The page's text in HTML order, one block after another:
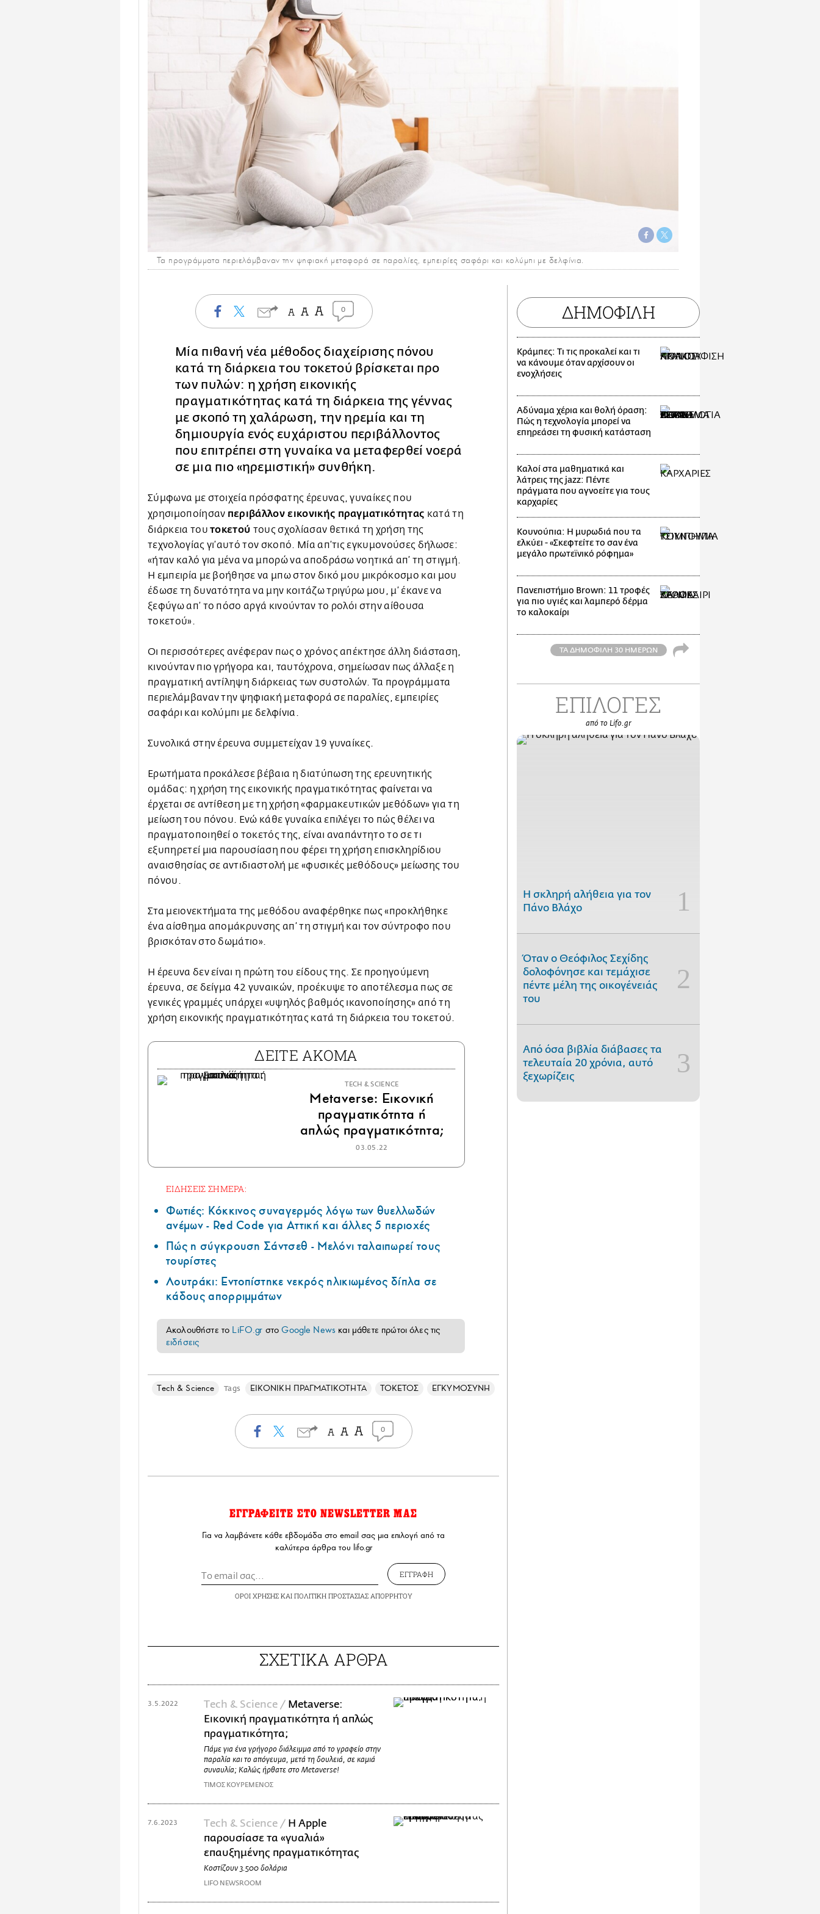
Τα προγράμματα περιελάμβαναν την ψηφιακή μεταφορά σε παραλίες, εμπειρίες σαφάρι και κολύμπι με δελφίνια.
0
Μία πιθανή νέα μέθοδος διαχείρισης πόνου
κατά τη διάρκεια του τοκετού βρίσκεται προ
των πυλών: η χρήση εικονικής
πραγματικότητας κατά τη διάρκεια της γέννας
με σκοπό τη χαλάρωση, την ηρεμία και τη
δημιουργία ενός ευχάριστου περιβάλλοντος
που επιτρέπει στη γυναίκα να μεταφερθεί νοερά
σε μια πιο «ηρεμιστική» συνθήκη.
Σύμφωνα με στοιχεία πρόσφατης έρευνας, γυναίκες που
χρησιμοποίησαν περιβάλλον εικονικής πραγματικότητας κατά τη
διάρκεια τουτοκετού τους σχολίασαν θετικά τη χρήση της
τεχνολογίας γι’αυτό τον σκοπό. Μία απ’τις εγκυμονούσες δήλωσε:
«ήταν καλό για μένα να μπορώ να αποδράσω νοητικά απ’ τη στιγμή.
Η εμπειρία με βοήθησε να μπω στον δικό μου μικρόκοσμο και μου
έδωσε τη δυνατότητα να μην κοιτάζω τριγύρω μου, μ’ έκανε να
ξεφύγω απ’ το πόσο αργά κινούνταν το ρολόι στην αίθουσα
τοκετού».
Οι περισσότερες ανέφεραν πως ο χρόνος απέκτησε άλλη διάσταση,
κινούνταν πιο γρήγορα και, ταυτόχρονα, σημείωσαν πως άλλαξε η
πραγματική αντίληψη διάρκειας των συστολών. Τα προγράμματα
περιελάμβαναν την ψηφιακή μεταφορά σε παραλίες, εμπειρίες
σαφάρι και κολύμπι με δελφίνια.
Συνολικά στην έρευνα συμμετείχαν 19 γυναίκες.
Ερωτήματα προκάλεσε βέβαια η διατύπωση της ερευνητικής
ομάδας: η χρήση της εικονικής πραγματικότητας φαίνεται να
έρχεται σε αντίθεση με τη χρήση «φαρμακευτικών μεθόδων» για τη
μείωση του πόνου. Ενώ κάθε γυναίκα επιλέγει το πώς θέλει να
πραγματοποιηθεί ο τοκετός της, είναι αναπάντητο το σε τι
εξυπηρετεί μια παρουσίαση που φέρει τη χρήση επισκληρίδιου
αναισθησίας σε αντιδιαστολή με «φυσικές μεθόδους» μείωσης του
πόνου.
Στα μειονεκτήματα της μεθόδου αναφέρθηκε πως «προκλήθηκε
ένα αίσθημα απομάκρυνσης απ’ τη στιγμή και τον σύντροφο που
βρισκόταν στο δωμάτιο».
H έρευνα δεν είναι η πρώτη του είδους της. Σε προηγούμενη
έρευνα, σε δείγμα 42 γυναικών, προέκυψε το αποτέλεσμα πως σε
γενικές γραμμές υπάρχει «υψηλός βαθμός ικανοποίησης» από τη
χρήση εικονικής πραγματικότητας κατά τη διάρκεια του τοκετού.
ΔΕΙΤΕ ΑΚΟΜΑ
ΤECH & SCIENCE
Metaverse: Εικονική
πραγματικότητα ή
απλώς πραγματικότητα;
03.05.22
ΕΙΔΗΣΕΙΣ ΣΗΜΕΡΑ:
Φωτιές: Κόκκινος συναγερμός λόγω των θυελλωδών
ανέμων - Red Code για Αττική και άλλες 5 περιοχές
Πώς η σύγκρουση Σάντσεθ - Μελόνι ταλαιπωρεί τους
τουρίστες
Λουτράκι: Εντοπίστηκε νεκρός ηλικιωμένος δίπλα σε
κάδους απορριμμάτων
Ακολουθήστε το LiFO.gr στοGoogle News και μάθετε πρώτοι όλες τις
ειδήσεις
Τech & Science Tags ΕΙΚΟΝΙΚΗ ΠΡΑΓΜΑΤΙΚΟΤΗΤΑ ΤΟΚΕΤΟΣ ΕΓΚΥΜΟΣΥΝΗ
0
ΕΓΓΡΑΦΕΙΤΕ ΣΤΟ NEWSLETTER ΜΑΣ
Για να λαμβάνετε κάθε εβδομάδα στο email σας μια επιλογή από τα
καλύτερα άρθρα του lifo.gr
ΕΓΓΡΑΦΗ
ΟΡΟΙ ΧΡΗΣΗΣΚΑΙ ΠΟΛΙΤΙΚΗ ΠΡΟΣΤΑΣΙΑΣ ΑΠΟΡΡΗΤΟΥ
ΣΧΕΤΙΚΑ ΑΡΘΡΑ
Τech & Science / Metaverse:
Εικονική πραγματικότητα ή απλώς
πραγματικότητα;
Πάμε για ένα γρήγορο διάλειμμα από το γραφείο στην
παραλία και το απόγευμα, μετά τη δουλειά, σε καμιά
συναυλία; Καλώς ήρθατε στο Metaverse!
ΤΙΜΟΣ ΚΟΥΡΕΜΕΝΟΣ
3.5.2022
Τech & Science / Η Apple
παρουσίασε τα «γυαλιά»
επαυξημένης πραγματικότητας
Κοστίζουν 3.500 δολάρια
LIFO NEWSROOM
7.6.2023
ΔΗΜΟΦΙΛΗ
Κράμπες: Τι τις προκαλεί και τι
να κάνουμε όταν αρχίσουν οι
ενοχλήσεις
Αδύναμα χέρια και θολή όραση:
Πώς η τεχνολογία μπορεί να
επηρεάσει τη φυσική κατάσταση
Καλοί στα μαθηματικά και
λάτρεις της jazz: Πέντε
πράγματα που αγνοείτε για τους
καρχαρίες
Κουνούπια: Η μυρωδιά που τα
ελκύει - «Σκεφτείτε το σαν ένα
μεγάλο πρωτεϊνικό ρόφημα»
Πανεπιστήμιο Brown: 11 τροφές
για πιο υγιές και λαμπερό δέρμα
το καλοκαίρι
ΤΑ ΔΗΜΟΦΙΛΗ 30 ΗΜΕΡΩΝ
ΕΠΙΛΟΓΕΣ
από το Lifo.gr
H σκληρή αλήθεια για τον
Πάνο Βλάχο
Όταν ο Θεόφιλος Σεχίδης
δολοφόνησε και τεμάχισε
πέντε μέλη της οικογένειάς
του
Από όσα βιβλία διάβασες τα
τελευταία 20 χρόνια, αυτό
ξεχωρίζεις